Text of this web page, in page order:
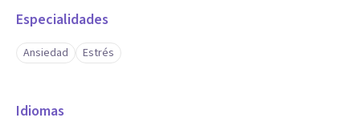
Especialidades
Ansiedad Estrés
Idiomas